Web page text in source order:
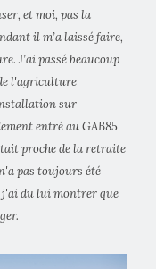
et moi, pas la
il m’a laissé faire,
J’ai passé beaucoup
l'agriculture
sur
entré au GAB85
proche de la retraite
pas toujours été
du lui montrer que